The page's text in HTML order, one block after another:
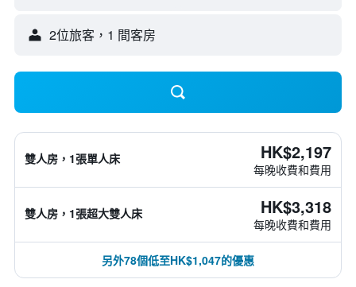
2位旅客，1 間客房
雙人房，1張單人床 HK$2,197
每晚收費和費用
雙人房，1張超大雙人床 HK$3,318
每晚收費和費用
另外78個低至HK$1,047的優惠